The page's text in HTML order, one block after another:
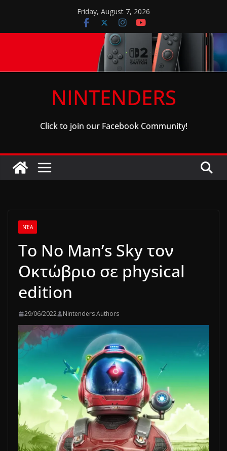
content
Friday, August 7, 2026
NINTENDERS
Click to join our Facebook Community!
ΝΈΑ
Το No Man’s Sky τον
Οκτώβριο σε physical
edition
29/06/2022 Nintenders Authors